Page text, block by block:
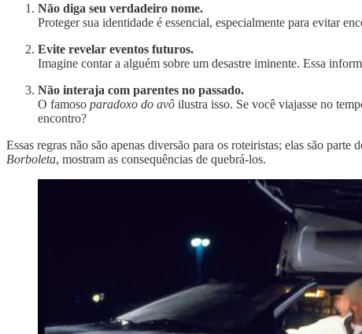
Não diga seu verdadeiro nome.
Proteger sua identidade é essencial, especialmente para evitar
Evite revelar eventos futuros.
Imagine contar a alguém sobre um desastre iminente. Essa
Não interaja com parentes no passado.
O famoso paradoxo do avô ilustra isso. Se você viajasse no
encontro?
Essas regras não são apenas diversão para os roteiristas; elas são
Borboleta, mostram as consequências de quebrá-los.